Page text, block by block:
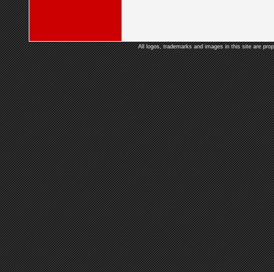
All logos, trademarks and images in this site are